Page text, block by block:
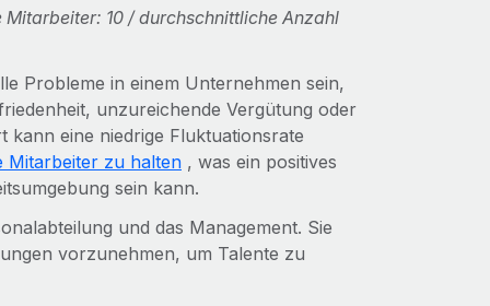
10 / durchschnittliche Anzahl
Probleme in einem Unternehmen sein,
unzureichende Vergütung oder
eine niedrige Fluktuationsrate
Mitarbeiter zu halten, was ein positives
sein kann.
und das Management. Sie
vorzunehmen, um Talente zu